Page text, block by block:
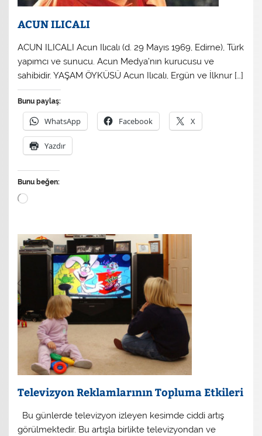
ACUN ILICALI
ACUN ILICALI Acun Ilıcalı (d. 29 Mayıs 1969, Edirne), Türk
yapımcı ve sunucu. Acun Medya’nın kurucusu ve
sahibidir. YAŞAM ÖYKÜSÜ Acun Ilıcalı, Ergün ve İlknur […]
Bunu paylaş:
WhatsApp Facebook X
Yazdır
Bunu beğen:
Yükleniyor...
Televizyon Reklamlarının Topluma Etkileri
Bu günlerde televizyon izleyen kesimde ciddi artış
görülmektedir. Bu artışla birlikte televizyondan ve